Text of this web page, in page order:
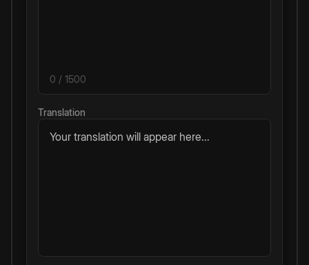
0 / 1500
Translation
Your translation will appear here...